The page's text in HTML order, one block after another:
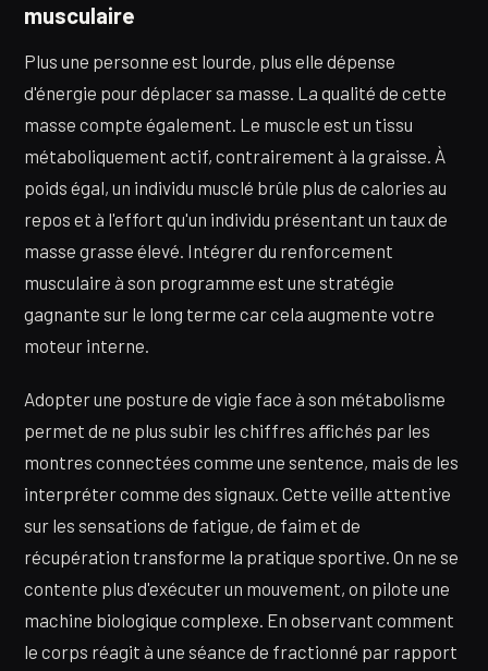
musculaire
Plus une personne est lourde, plus elle dépense
d'énergie pour déplacer sa masse. La qualité de cette
masse compte également. Le muscle est un tissu
métaboliquement actif, contrairement à la graisse. À
poids égal, un individu musclé brûle plus de calories au
repos et à l'effort qu'un individu présentant un taux de
masse grasse élevé. Intégrer du renforcement
musculaire à son programme est une stratégie
gagnante sur le long terme car cela augmente votre
moteur interne.
Adopter une posture de vigie face à son métabolisme
permet de ne plus subir les chiffres affichés par les
montres connectées comme une sentence, mais de les
interpréter comme des signaux. Cette veille attentive
sur les sensations de fatigue, de faim et de
récupération transforme la pratique sportive. On ne se
contente plus d'exécuter un mouvement, on pilote une
machine biologique complexe. En observant comment
le corps réagit à une séance de fractionné par rapport